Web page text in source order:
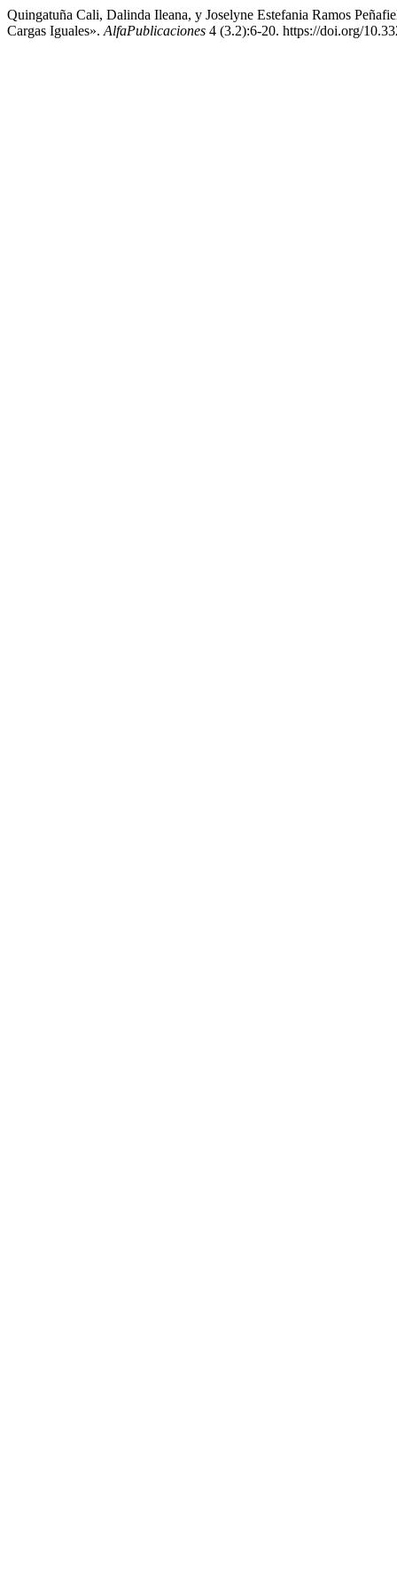
Quingatuña Cali, Dalinda Ileana, y Joselyne Estefania Ramos
Cargas Iguales». AlfaPublicaciones 4 (3.2):6-20. https://doi.org/